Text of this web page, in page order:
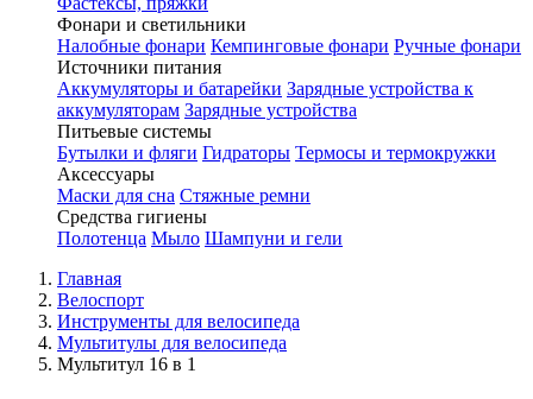
Фонари и светильники
Налобные фонари Кемпинговые фонари Ручные фонари
Источники питания
Аккумуляторы и батарейки Зарядные устройства к
аккумуляторам Зарядные устройства
Питьевые системы
Бутылки и фляги Гидраторы Термосы и термокружки
Аксессуары
Маски для сна Стяжные ремни
Средства гигиены
Полотенца Мыло Шампуни и гели
Главная
Велоспорт
Инструменты для велосипеда
Мультитулы для велосипеда
Мультитул 16 в 1